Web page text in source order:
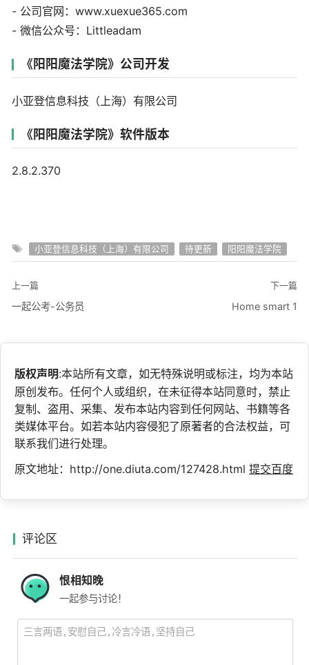
- 公司官网：www.xuexue365.com
- 微信公众号：Littleadam
《阳阳魔法学院》公司开发
小亚登信息科技（上海）有限公司
《阳阳魔法学院》软件版本
2.8.2.370
小亚登信息科技（上海）有限公司 待更新 阳阳魔法学院
上一篇
一起公考-公务员
下一篇
Home smart 1
版权声明:本站所有文章，如无特殊说明或标注，均为本站
原创发布。任何个人或组织，在未征得本站同意时，禁止
复制、盗用、采集、发布本站内容到任何网站、书籍等各
类媒体平台。如若本站内容侵犯了原著者的合法权益，可
联系我们进行处理。
原文地址：http://one.diuta.com/127428.html 提交百度
评论区
恨相知晚
一起参与讨论！